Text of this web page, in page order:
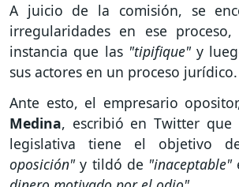
A juicio de la comisión, se
irregularidades en ese
instancia que las "tipifique"y
sus actores en un proceso jurídico.
Ante esto, el empresario
Medina, escribió en Twitter que
legislativa tiene el objetivo
oposición"y tildó de "inaceptable"